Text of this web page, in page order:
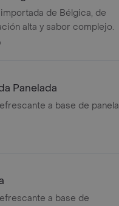
de Bélgica, de
alta y sabor complejo.
Panelada
a base de panela
a base de